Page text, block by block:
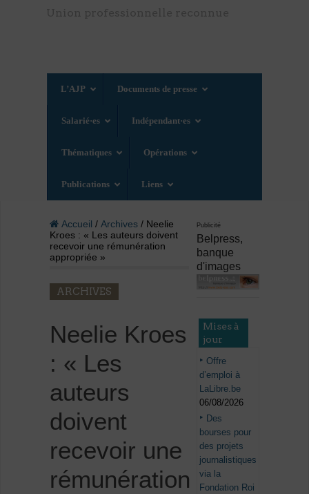
L’AJP Documents de presse
Salarié·es Indépendant·es
Thématiques Opérations
Publications Liens
Accueil / Archives/ Neelie
Kroes : « Les auteurs doivent
recevoir une rémunération
appropriée »
ARCHIVES
Neelie Kroes
: « Les
auteurs
doivent
recevoir une
rémunération
Publicité
Belpress,
banque
d'images
Mises à
jour
Offre
d’emploi à
LaLibre.be
06/08/2026
Des
bourses pour
des projets
journalistiques
via la
Fondation Roi